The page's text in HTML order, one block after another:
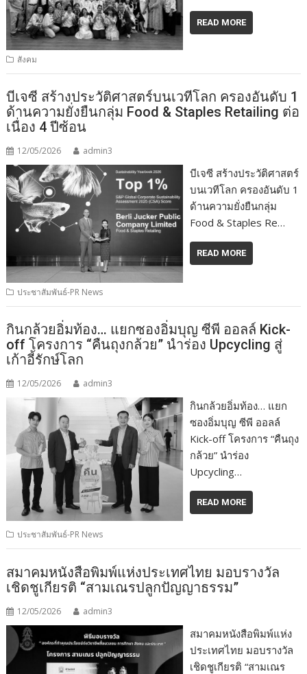
READ MORE
สังคม
บีเจซี สร้างประวัติศาสตร์บนเวทีโลก ครองอันดับ 1
ด้านความยั่งยืนกลุ่ม Food & Staples Retailing ต่อ
เนื่อง 4 ปีซ้อน
12/05/2026 admin3
บีเจซี สร้างประวัติศาสตร์
บนเวทีโลก ครองอันดับ 1
ด้านความยั่งยืนกลุ่ม
Food & Staples Re…
READ MORE
ประชาสัมพันธ์-PR News
กินกล้วยอิ่มท้อง… แยกซองอิ่มบุญ ซีพี ออลล์ Kick-
off โครงการ “คืนถุงกล้วย” นำร่อง Upcycling สู่
เก้าอี้รักษ์โลก
12/05/2026 admin3
กินกล้วยอิ่มท้อง… แยก
ซองอิ่มบุญ ซีพี ออลล์
Kick-off โครงการ “คืนถุง
กล้วย” นำร่อง
Upcycling…
READ MORE
ประชาสัมพันธ์-PR News
สมาคมหนังสือพิมพ์แห่งประเทศไทย มอบรางวัล
เชิดชูเกียรติ “สามเณรปลูกปัญญาธรรม”
12/05/2026 admin3
สมาคมหนังสือพิมพ์แห่ง
ประเทศไทย มอบรางวัล
เชิดชูเกียรติ “สามเณร